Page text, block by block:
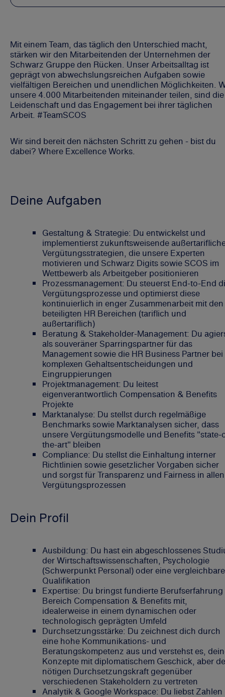
Mit einem Team, das täglich den Unterschied macht,
stärken wir den Mitarbeitenden der Unternehmen der
Schwarz Gruppe den Rücken. Unser Arbeitsalltag ist
geprägt von abwechslungsreichen Aufgaben sowie
vielfältigen Bereichen und unendlichen Möglichkeiten.
unsere 4.000 Mitarbeitenden miteinander teilen, sind die
Leidenschaft und das Engagement bei ihrer täglichen
Arbeit. #TeamSCOS
Wir sind bereit den nächsten Schritt zu gehen - bist du
dabei? Where Excellence Works.
Deine Aufgaben
Gestaltung & Strategie: Du entwickelst und
implementierst zukunftsweisende
Vergütungsstrategien, die unsere Experten
motivieren und Schwarz Digits sowie SCOS im
Wettbewerb als Arbeitgeber positionieren
Prozessmanagement: Du steuerst End-to-End
Vergütungsprozesse und optimierst diese
kontinuierlich in enger Zusammenarbeit mit den
beteiligten HR Bereichen (tariflich und
außertariflich)
Beratung & Stakeholder-Management: Du
als souveräner Sparringspartner für das
Management sowie die HR Business Partner bei
komplexen Gehaltsentscheidungen und
Eingruppierungen
Projektmanagement: Du leitest
eigenverantwortlich Compensation & Benefits
Projekte
Marktanalyse: Du stellst durch regelmäßige
Benchmarks sowie Marktanalysen sicher, dass
unsere Vergütungsmodelle und Benefits "state-
the-art" bleiben
Compliance: Du stellst die Einhaltung interner
Richtlinien sowie gesetzlicher Vorgaben sicher
und sorgst für Transparenz und Fairness in allen
Vergütungsprozessen
Dein Profil
Ausbildung: Du hast ein abgeschlossenes
der Wirtschaftswissenschaften, Psychologie
(Schwerpunkt Personal) oder eine vergleichbare
Qualifikation
Expertise: Du bringst fundierte Berufserfahrung
Bereich Compensation & Benefits mit,
idealerweise in einem dynamischen oder
technologisch geprägten Umfeld
Durchsetzungsstärke: Du zeichnest dich durch
eine hohe Kommunikations- und
Beratungskompetenz aus und verstehst es,
Konzepte mit diplomatischem Geschick, aber
nötigen Durchsetzungskraft gegenüber
verschiedenen Stakeholdern zu vertreten
Analytik & Google Workspace: Du liebst Zahlen